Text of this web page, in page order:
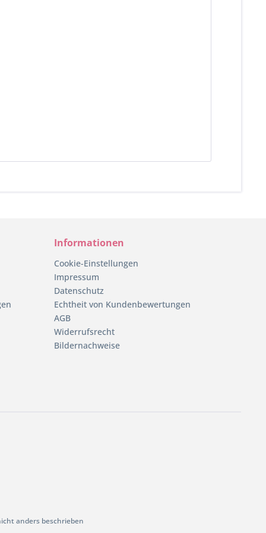
Informationen
Cookie-Einstellungen
Impressum
Datenschutz
Echtheit von Kundenbewertungen
AGB
Widerrufsrecht
Bildernachweise
anders beschrieben